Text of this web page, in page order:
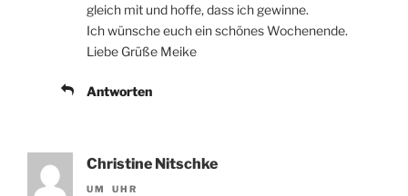
gleich mit und hoffe, dass ich gewinne.
Ich wünsche euch ein schönes Wochenende.
Liebe Grüße Meike
Antworten
Christine Nitschke
UM UHR